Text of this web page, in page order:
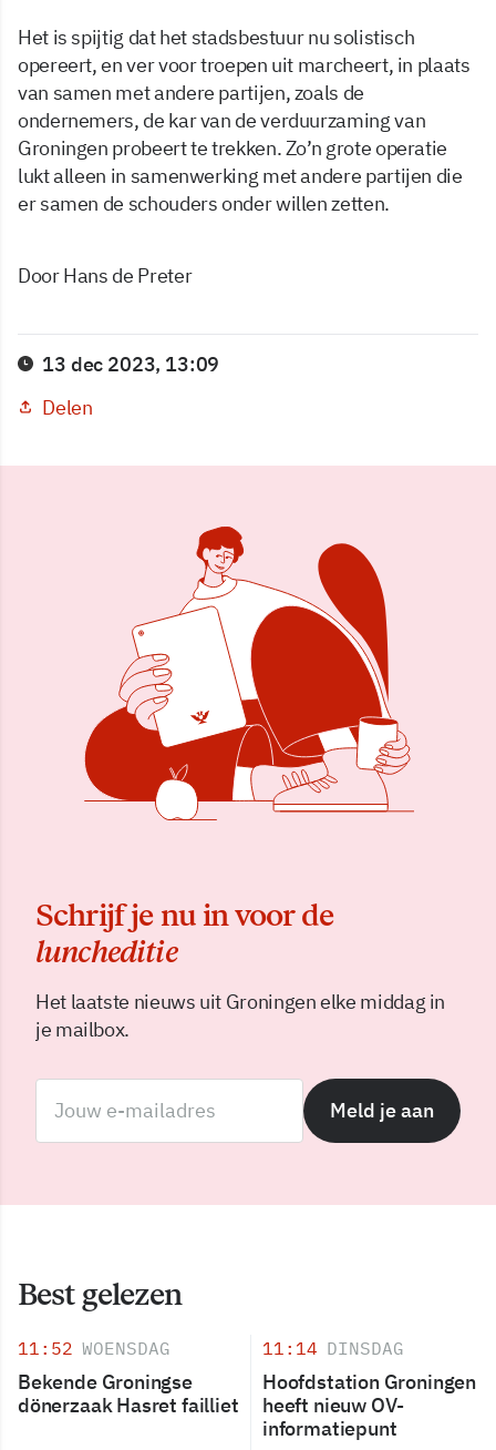
Het is spijtig dat het stadsbestuur nu solistisch
opereert, en ver voor troepen uit marcheert, in plaats
van samen met andere partijen, zoals de
ondernemers, de kar van de verduurzaming van
Groningen probeert te trekken. Zo’n grote operatie
lukt alleen in samenwerking met andere partijen die
er samen de schouders onder willen zetten.
Door Hans de Preter
13 dec 2023, 13:09
Delen
Schrijf je nu in voor de
luncheditie
Het laatste nieuws uit Groningen elke middag in
je mailbox.
Meld je aan
Best gelezen
11:52 WOENSDAG
Bekende Groningse
dönerzaak Hasret failliet
11:14 DINSDAG
Hoofdstation Groningen
heeft nieuw OV-
informatiepunt